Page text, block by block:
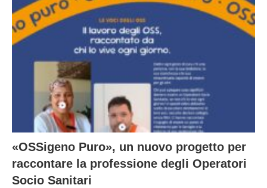
«OSSigeno Puro», un nuovo progetto per
raccontare la professione degli Operatori
Socio Sanitari